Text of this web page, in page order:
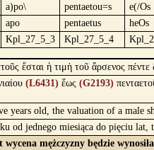
a)po\ pentaetou=s e(/Os
apo pentaetus heOs
Kpl_27_5_3 Kpl_27_5_4
ἔσται ἡ τιμὴ τοῦ ἄρσενος
(L6431) ἕως (G2193)
years old, the valuation of a male
od jednego miesiąca do pięciu
wycena mężczyzny będzie